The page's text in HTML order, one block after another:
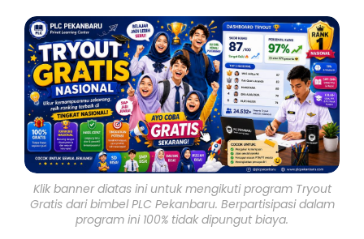
Klik banner diatas ini untuk mengikuti program Tryout
Gratis dari bimbel PLC Pekanbaru. Berpartisipasi dalam
program ini 100% tidak dipungut biaya.